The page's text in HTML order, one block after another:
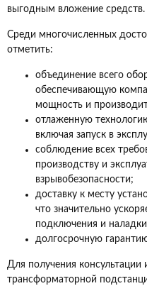
выгодным вложение средств.
Среди многочисленных
отметить:
объединение всего
обеспечивающую
мощность и
отлаженную
включая запуск в
соблюдение всех
производству и
взрывобезопасности;
доставку к месту
что значительно
подключения и
долгосрочную
Для получения консультации
трансформаторной